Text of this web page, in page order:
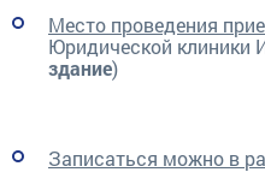
Место проведения
Юридической клиники
здание)
Записаться можно в